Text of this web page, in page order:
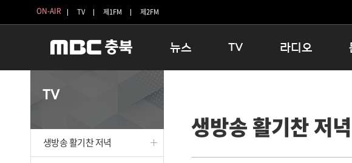
ON-AIR TV 제1FM 제2FM
뉴스 TV
인생내컷
테마기행 길
라디오
16:00 완벽한 하루
우리 고향, 부탁해!
해
TV
생방송 활기찬 저녁
생방송 활기찬 저녁